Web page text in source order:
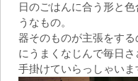
日のごはんに合う形と
うなもの。
器そのものが主張をす
にうまくなじんで毎日
手掛けていらっしゃいま